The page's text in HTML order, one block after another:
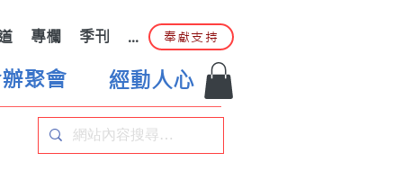
專欄 季刊 ... 奉獻支持
聚會 經動人心